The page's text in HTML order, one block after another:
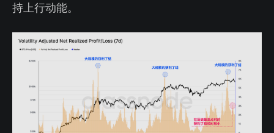
持上行动能。